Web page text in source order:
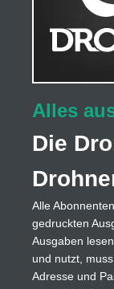
Alles
Die
Alle
gedruckten
Ausgaben
und nutzt,
Adresse und